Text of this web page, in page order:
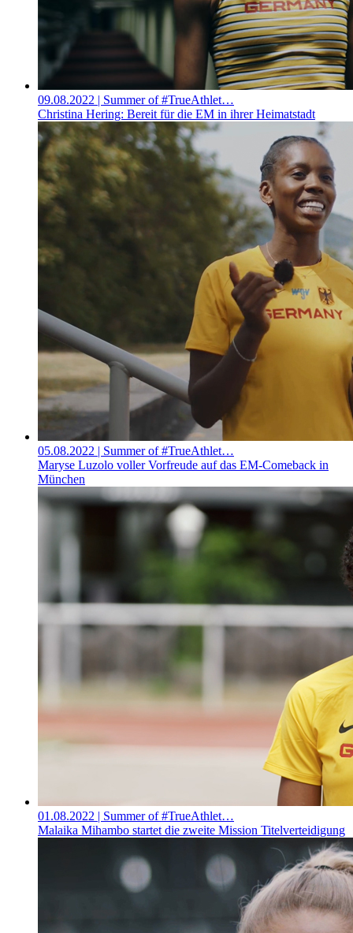
09.08.2022 | Summer of #TrueAthlet…
Christina Hering: Bereit für die EM in ihrer Heimatstadt
05.08.2022 | Summer of #TrueAthlet…
Maryse Luzolo voller Vorfreude auf das EM-Comeback in
München
01.08.2022 | Summer of #TrueAthlet…
Malaika Mihambo startet die zweite Mission Titelverteidigung